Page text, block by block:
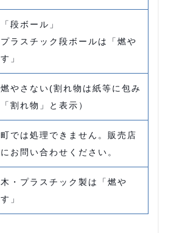
「段ボール」
プラスチック段ボールは「燃や
す」
燃やさない(割れ物は紙等に包み
「割れ物」と表示）
町では処理できません。販売店
にお問い合わせください。
木・プラスチック製は「燃や
す」